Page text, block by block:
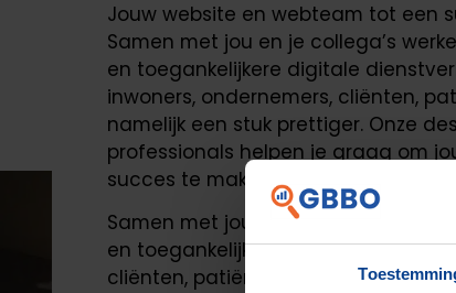
Jouw website en webteam tot een
Samen met jou en je collega’s
en toegankelijkere digitale
inwoners, ondernemers, cliënten,
namelijk een stuk prettiger. Onze
professionals helpen je graag om
succes te maken.
Samen met jou en je collega’s
en toegankelijkere service. Dat
cliënten, patiënten, studenten,